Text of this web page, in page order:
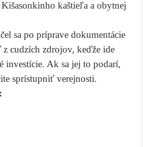
kaštieľa a obytnej
sa po príprave dokumentácie
cudzích zdrojov, keďže ide
investície. Ak sa jej to podarí,
sprístupniť verejnosti.